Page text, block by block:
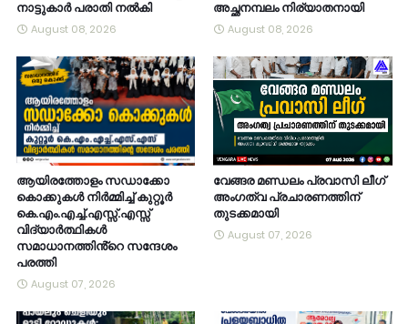
നാട്ടുകാർ പരാതി നൽകി
August 08, 2026
അച്ഛനമ്പലം നിര്യാതനായി
August 08, 2026
ആയിരത്തോളം സഡാക്കോ
കൊക്കുകൾ നിർമ്മിച്ച് കുറ്റൂർ
കെ.എം.എച്ച്.എസ്സ്.എസ്സ്
വിദ്യാർത്ഥികൾ
സമാധാനത്തിൻ്റെ സന്ദേശം
പരത്തി
August 07, 2026
വേങ്ങര മണ്ഡലം പ്രവാസി ലീഗ്
അംഗത്വ പ്രചാരണത്തിന്
തുടക്കമായി
August 07, 2026